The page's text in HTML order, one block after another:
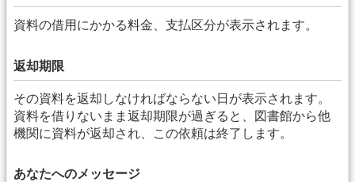
資料の借用にかかる料金、支払区分が表示されます。
返却期限
その資料を返却しなければならない日が表示されます。
資料を借りないまま返却期限が過ぎると、図書館から他
機関に資料が返却され、この依頼は終了します。
あなたへのメッセージ